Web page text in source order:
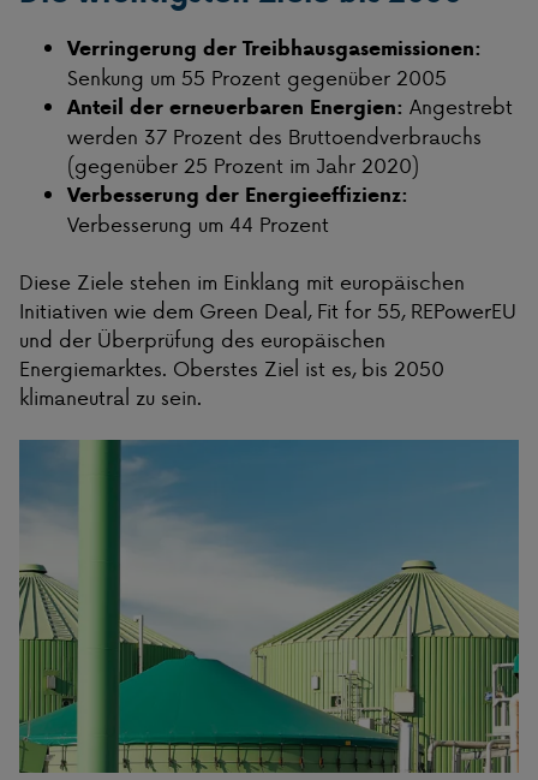
Verringerung der Treibhausgasemissionen:
Senkung um 55 Prozent gegenüber 2005
Anteil der erneuerbaren Energien: Angestrebt
werden 37 Prozent des Bruttoendverbrauchs
(gegenüber 25 Prozent im Jahr 2020)
Verbesserung der Energieeffizienz:
Verbesserung um 44 Prozent
Diese Ziele stehen im Einklang mit europäischen
Initiativen wie dem Green Deal, Fit for 55, REPowerEU
und der Überprüfung des europäischen
Energiemarktes. Oberstes Ziel ist es, bis 2050
klimaneutral zu sein.